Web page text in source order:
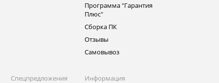
Программа "Гарантия
Плюс"
Сборка ПК
Отзывы
Самовывоз
Спецпредложения
Информация